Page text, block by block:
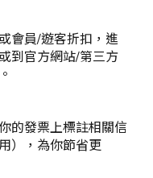
會員/遊客折扣，進
到官方網站/第三方
的發票上標註相關信
），為你節省更